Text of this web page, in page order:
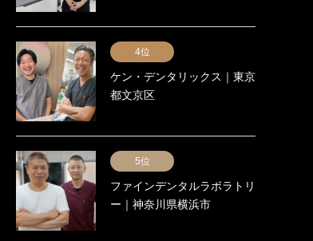
4位
ケン・デンタリックス｜東京
都文京区
5位
ファインデンタルラボラトリ
ー｜神奈川県横浜市